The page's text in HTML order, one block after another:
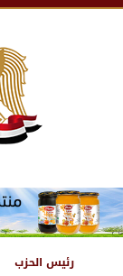
رئيس الحزب